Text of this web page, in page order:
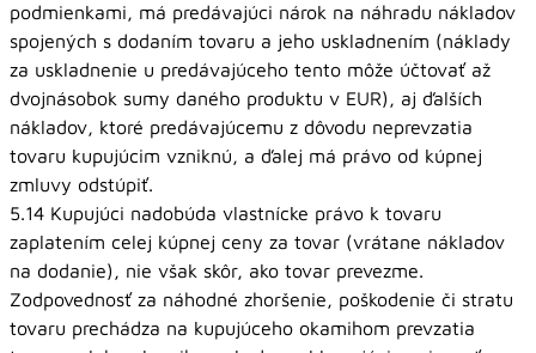
podmienkami, má predávajúci nárok na náhradu nákladov
spojených s dodaním tovaru a jeho uskladnením (náklady
za uskladnenie u predávajúceho tento môže účtovať až
dvojnásobok sumy daného produktu v EUR), aj ďalších
nákladov, ktoré predávajúcemu z dôvodu neprevzatia
tovaru kupujúcim vzniknú, a ďalej má právo od kúpnej
zmluvy odstúpiť.
5.14 Kupujúci nadobúda vlastnícke právo k tovaru
zaplatením celej kúpnej ceny za tovar (vrátane nákladov
na dodanie), nie však skôr, ako tovar prevezme.
Zodpovednosť za náhodné zhoršenie, poškodenie či stratu
tovaru prechádza na kupujúceho okamihom prevzatia